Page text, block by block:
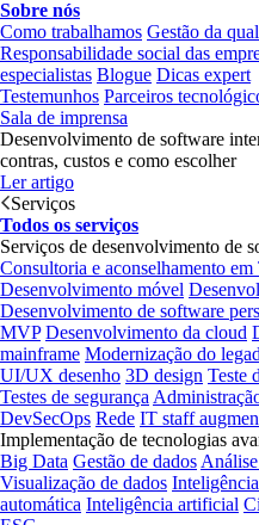
Sobre nós
Como trabalhamos Gestão da
Responsabilidade social das
especialistas Blogue Dicas expert
Testemunhos Parceiros
Sala de imprensa
Desenvolvimento de software
contras, custos e como escolher
Ler artigo
Serviços
Todos os serviços
Serviços de desenvolvimento de
Consultoria e aconselhamento
Desenvolvimento móvel
Desenvolvimento de software
MVP Desenvolvimento da cloud
mainframe Modernização do
UI/UX desenho 3D design Teste
Testes de segurança
DevSecOps Rede IT staff
Implementação de tecnologias
Big Data Gestão de dados
Visualização de dados
automática Inteligência artificial